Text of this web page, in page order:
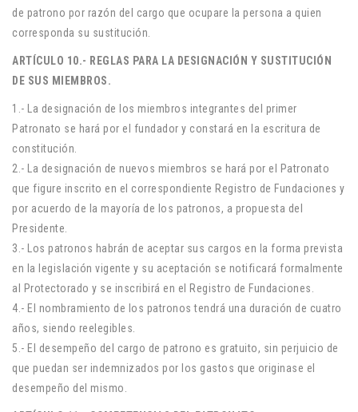
de patrono por razón del cargo que ocupare la persona a quien
corresponda su sustitución.
ARTÍCULO 10.- REGLAS PARA LA DESIGNACIÓN Y SUSTITUCIÓN
DE SUS MIEMBROS.
1.- La designación de los miembros integrantes del primer
Patronato se hará por el fundador y constará en la escritura de
constitución.
2.- La designación de nuevos miembros se hará por el Patronato
que figure inscrito en el correspondiente Registro de Fundaciones y
por acuerdo de la mayoría de los patronos, a propuesta del
Presidente.
3.- Los patronos habrán de aceptar sus cargos en la forma prevista
en la legislación vigente y su aceptación se notificará formalmente
al Protectorado y se inscribirá en el Registro de Fundaciones.
4.- El nombramiento de los patronos tendrá una duración de cuatro
años, siendo reelegibles.
5.- El desempeño del cargo de patrono es gratuito, sin perjuicio de
que puedan ser indemnizados por los gastos que originase el
desempeño del mismo.